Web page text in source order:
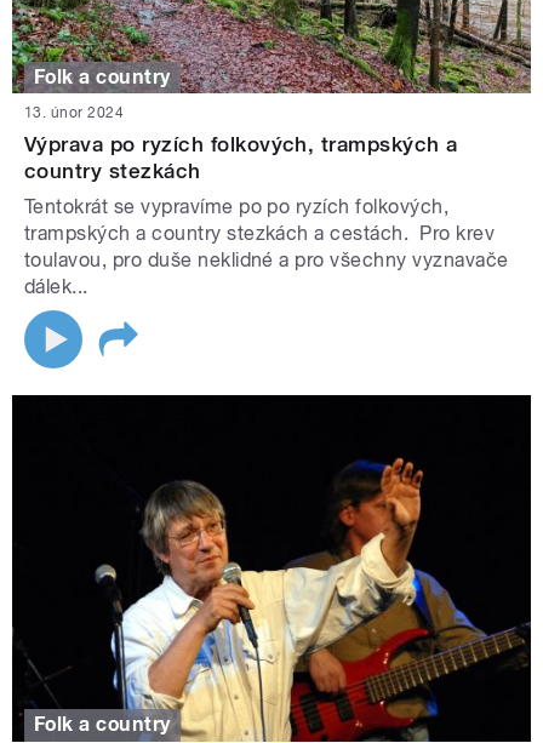
Folk a country
13. únor 2024
Výprava po ryzích folkových, trampských a
country stezkách
Tentokrát se vypravíme po po ryzích folkových,
trampských a country stezkách a cestách. Pro krev
toulavou, pro duše neklidné a pro všechny vyznavače
dálek...
Folk a country